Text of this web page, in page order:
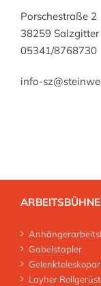
Porschestraße 2
38259 Salzgitter
05341/8768730
info-
Gabelstapler
Layher